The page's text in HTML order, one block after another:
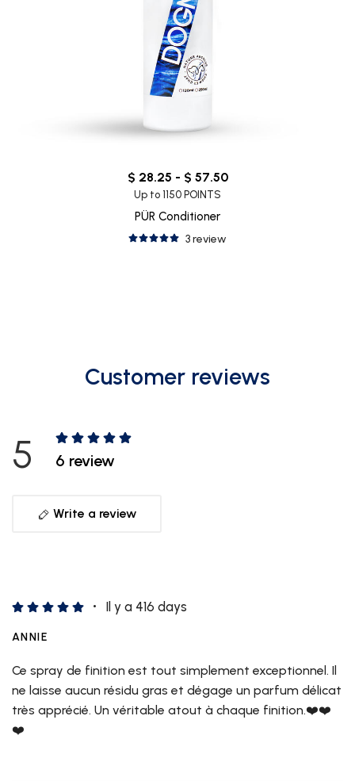
$ 28.25 - $ 57.50
Up to 1150 POINTS
PÜR Conditioner
3 review
Customer reviews
5 6 review
Write a review
Il y a 416 days
ANNIE
Ce spray de finition est tout simplement exceptionnel. Il
ne laisse aucun résidu gras et dégage un parfum délicat
très apprécié. Un véritable atout à chaque finition.❤️❤️
❤️